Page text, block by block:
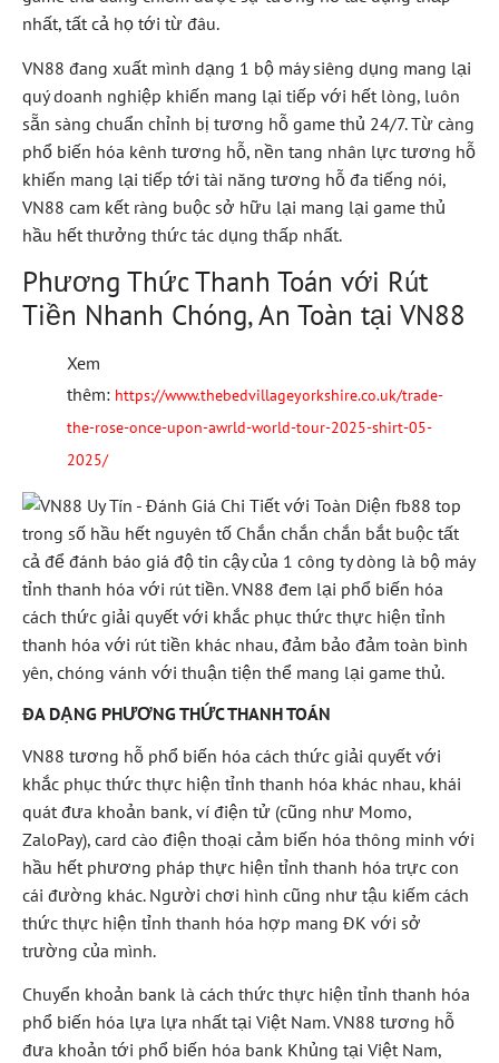
nhất, tất cả họ tới từ đâu.
VN88 đang xuất mình dạng 1 bộ máy siêng dụng mang lại
quý doanh nghiệp khiến mang lại tiếp với hết lòng, luôn
sẵn sàng chuẩn chỉnh bị tương hỗ game thủ 24/7. Từ càng
phổ biến hóa kênh tương hỗ, nền tang nhân lực tương hỗ
khiến mang lại tiếp tới tài năng tương hỗ đa tiếng nói,
VN88 cam kết ràng buộc sở hữu lại mang lại game thủ
hầu hết thưởng thức tác dụng thấp nhất.
Phương Thức Thanh Toán với Rút
Tiền Nhanh Chóng, An Toàn tại VN88
Xem
thêm: https://www.thebedvillageyorkshire.co.uk/trade-
the-rose-once-upon-awrld-world-tour-2025-shirt-05-
2025/
trong số hầu hết nguyên tố Chắn chắn chắn bắt buộc tất
cả để đánh báo giá độ tin cậy của 1 công ty dòng là bộ máy
tỉnh thanh hóa với rút tiền. VN88 đem lại phổ biến hóa
cách thức giải quyết với khắc phục thức thực hiện tỉnh
thanh hóa với rút tiền khác nhau, đảm bảo đảm toàn bình
yên, chóng vánh với thuận tiện thể mang lại game thủ.
ĐA DẠNG PHƯƠNG THỨC THANH TOÁN
VN88 tương hỗ phổ biến hóa cách thức giải quyết với
khắc phục thức thực hiện tỉnh thanh hóa khác nhau, khái
quát đưa khoản bank, ví điện tử (cũng như Momo,
ZaloPay), card cào điện thoại cảm biến hóa thông minh với
hầu hết phương pháp thực hiện tỉnh thanh hóa trực con
cái đường khác. Người chơi hình cũng như tậu kiếm cách
thức thực hiện tỉnh thanh hóa hợp mang ĐK với sở
trường của mình.
Chuyển khoản bank là cách thức thực hiện tỉnh thanh hóa
phổ biến hóa lựa lựa nhất tại Việt Nam. VN88 tương hỗ
đưa khoản tới phổ biến hóa bank Khủng tại Việt Nam,